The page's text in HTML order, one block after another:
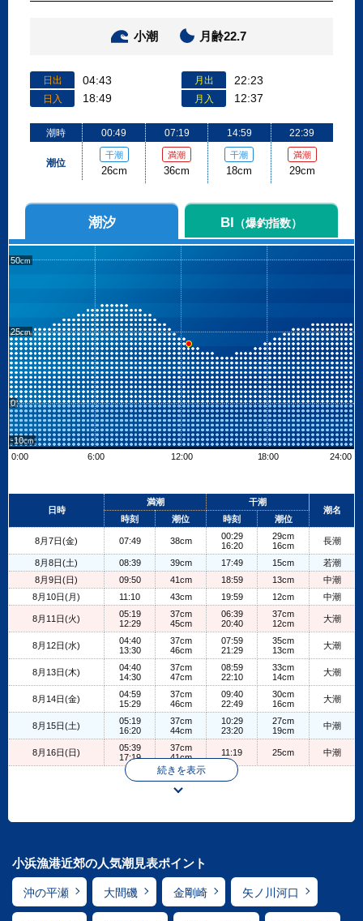
小潮 月齢22.7
日出 04:43
日入 18:49
月出 22:23
月入 12:37
潮時
潮位
00:49
干潮
26cm
07:19
満潮
36cm
14:59
干潮
18cm
22:39
満潮
29cm
潮汐 BI （爆釣指数）
50
25
0
-10
0:00
6:00 12:00 18:00 24:00
+
日時
満潮
干潮
潮名
時刻
潮位 時刻 潮位
8月7日(金) 07:49 38cm
00:29
16:20
29cm
16cm
長潮
8月8日(土) 08:39 39cm 17:49 15cm
若潮
8月9日(日)
09:50 41cm 18:59 13cm
中潮
8月10日(月)
11:10 43cm 19:59 12cm 中潮
8月11日(火)
05:19
12:29
37cm
45cm
06:39
20:40
37cm
12cm
大潮
8月12日(水)
04:40
13:30
37cm
46cm
07:59
21:29
35cm
13cm
大潮
8月13日(木)
04:40
14:30
37cm
47cm
08:59
22:10
33cm
14cm
大潮
8月14日(金)
04:59
15:29
37cm
46cm
09:40
22:49
30cm
16cm
大潮
8月15日(土)
05:19
16:20
37cm
44cm
10:29
23:20
27cm
19cm
中潮
8月16日(日)
05:39
17:19
37cm
41cm
11:19 25cm 中潮
続きを表示
小浜漁港近郊の人気潮見表ポイント
沖の平瀬 大間磯 金剛崎 矢ノ川河口